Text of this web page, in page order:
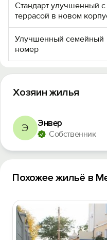
Стандарт улучшенный с
террасой в новом
Улучшенный семейный
номер
Хозяин жилья
Э Энвер
Собственник
Похожее жильё в